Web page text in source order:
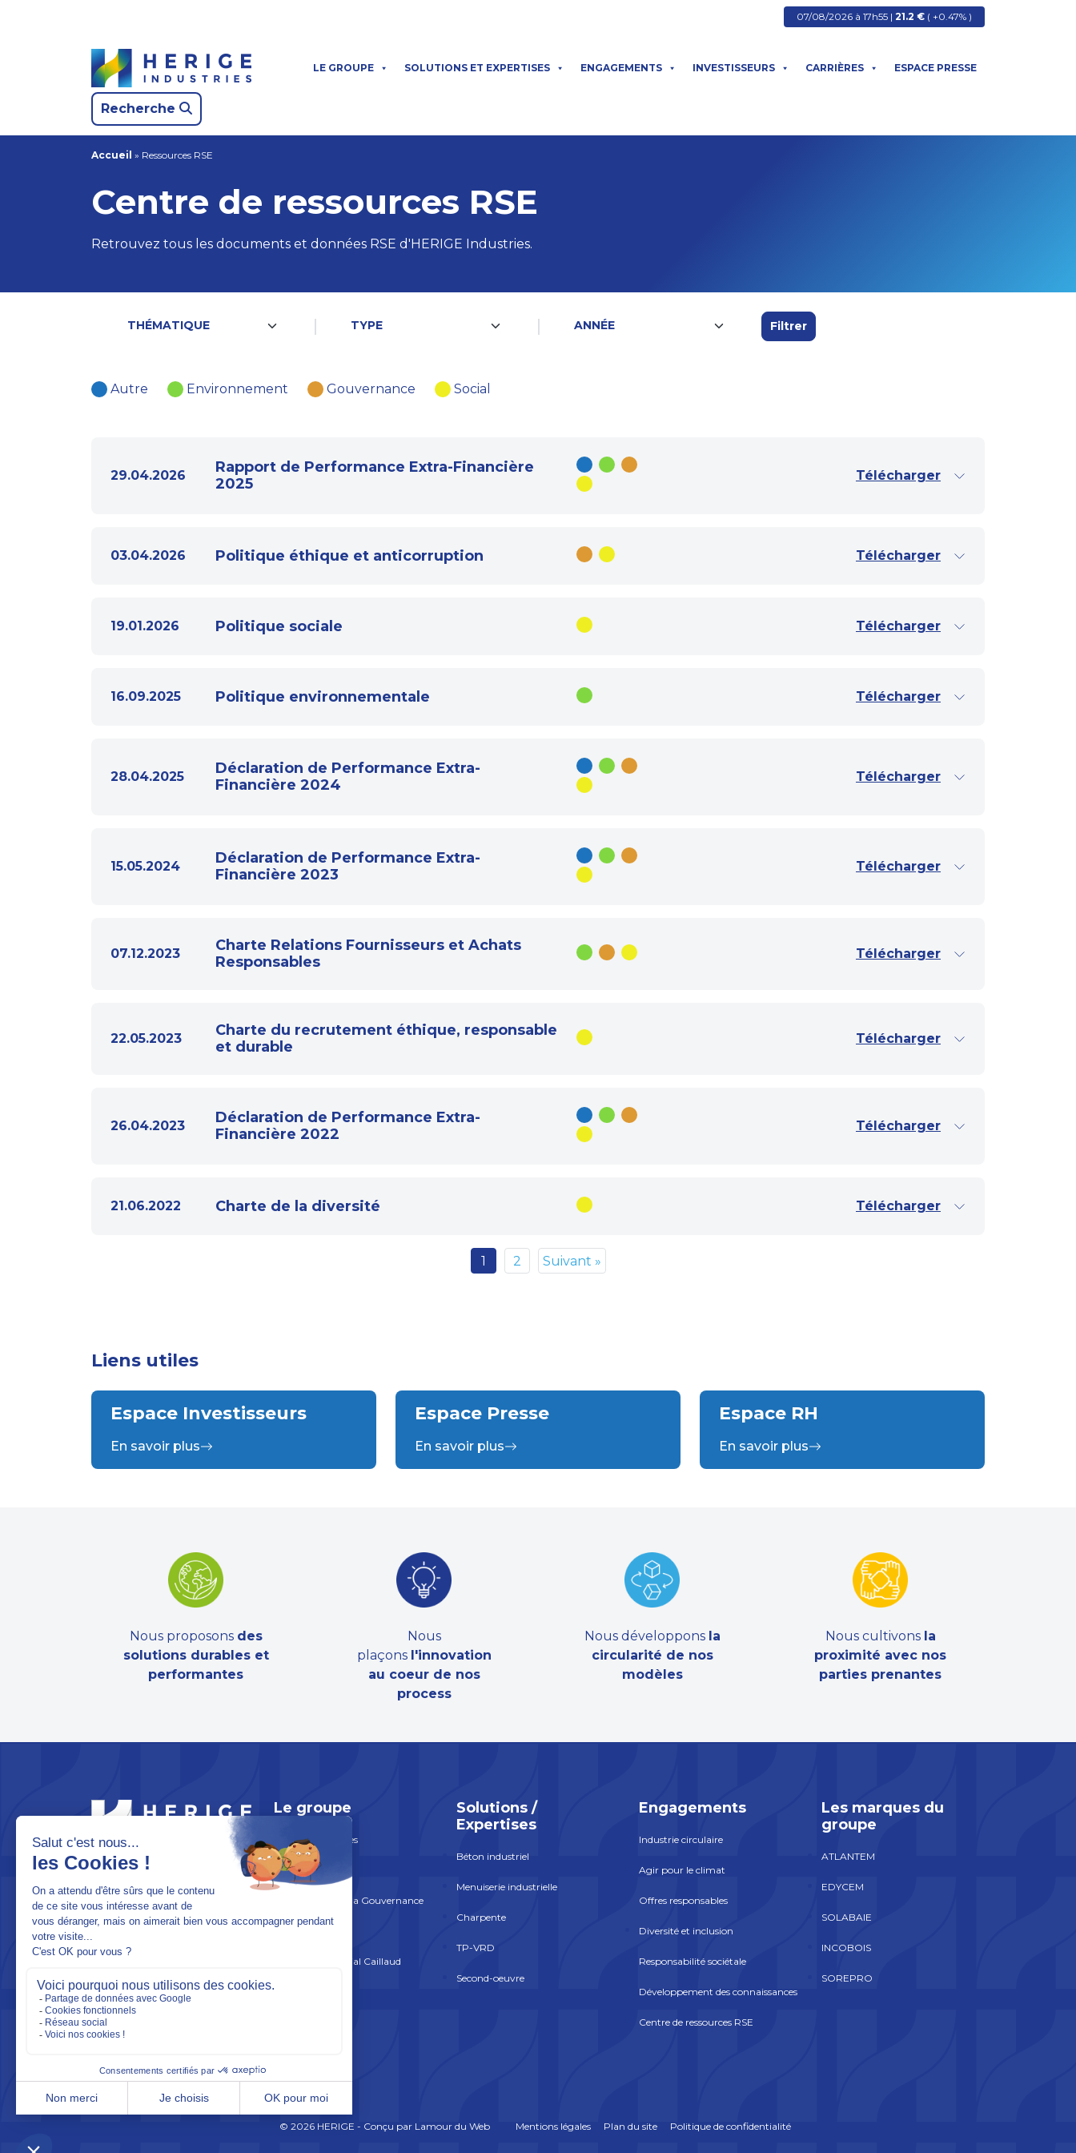
07/08/2026 à 17h55 | 21.2 € ( +0.47% )
LE GROUPE SOLUTIONS ET EXPERTISES ENGAGEMENTS INVESTISSEURS CARRIÈRES ESPACE PRESSE
Recherche
Accueil » Ressources RSE
Centre de ressources RSE
Retrouvez tous les documents et données RSE d'HERIGE Industries.
Filtrer
Autre Environnement Gouvernance Social
29.04.2026
Rapport de Performance Extra-Financière
2025
Télécharger
03.04.2026 Politique éthique et anticorruption Télécharger
19.01.2026 Politique sociale Télécharger
16.09.2025 Politique environnementale Télécharger
28.04.2025
Déclaration de Performance Extra-
Financière 2024
Télécharger
15.05.2024
Déclaration de Performance Extra-
Financière 2023
Télécharger
07.12.2023
Charte Relations Fournisseurs et Achats
Responsables
Télécharger
22.05.2023
Charte du recrutement éthique, responsable
et durable
Télécharger
26.04.2023
Déclaration de Performance Extra-
Financière 2022
Télécharger
21.06.2022 Charte de la diversité Télécharger
1 2 Suivant »
Liens utiles
Espace Investisseurs
En savoir plus
Espace Presse
En savoir plus
Espace RH
En savoir plus
Nous proposons des
solutions durables et
performantes
Nous
plaçons l'innovation
au coeur de nos
process
Nous développons la
circularité de nos
modèles
Nous cultivons la
proximité avec nos
parties prenantes
BX TWO – 10 Rue Augustin Fresnel
PA de la Bretonnière – 85600
MONTAIGU-VENDÉE
Nous contacter
Nous suivre sur
Le groupe
HERIGE Industries
ADN & Histoire
Organisation de la Gouvernance
Actualités
Association Martial Caillaud
Solutions /
Expertises
Béton industriel
Menuiserie industrielle
Charpente
TP-VRD
Second-oeuvre
Engagements
Industrie circulaire
Agir pour le climat
Offres responsables
Diversité et inclusion
Responsabilité sociétale
Développement des connaissances
Centre de ressources RSE
Les marques du
groupe
ATLANTEM
EDYCEM
SOLABAIE
INCOBOIS
SOREPRO
© 2026 HERIGE - Conçu par Lamour du Web Mentions légales Plan du site Politique de confidentialité